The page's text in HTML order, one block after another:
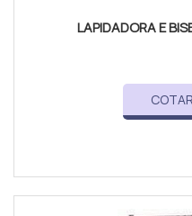
LAPIDADORA E